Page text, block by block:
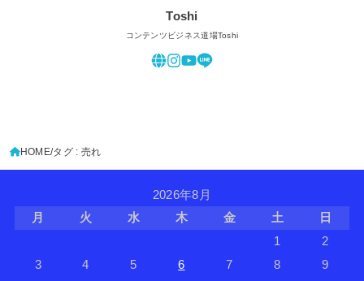
Toshi
コンテンツビジネス道場Toshi
HOME タグ : 売れ
2026年8月
月
火 水 木 金 土
日
1
2
3
4 5 6 7 8
9